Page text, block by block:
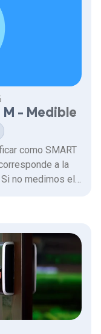
M - Medible
como SMART
a la
no medimos el